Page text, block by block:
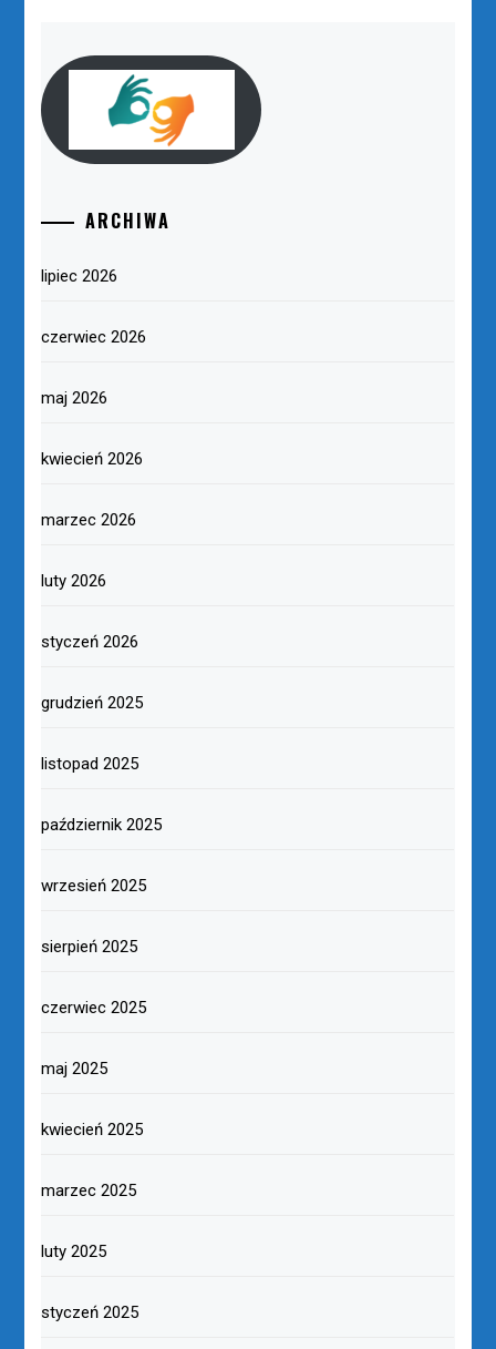
ARCHIWA
lipiec 2026
czerwiec 2026
maj 2026
kwiecień 2026
marzec 2026
luty 2026
styczeń 2026
grudzień 2025
listopad 2025
październik 2025
wrzesień 2025
sierpień 2025
czerwiec 2025
maj 2025
kwiecień 2025
marzec 2025
luty 2025
styczeń 2025